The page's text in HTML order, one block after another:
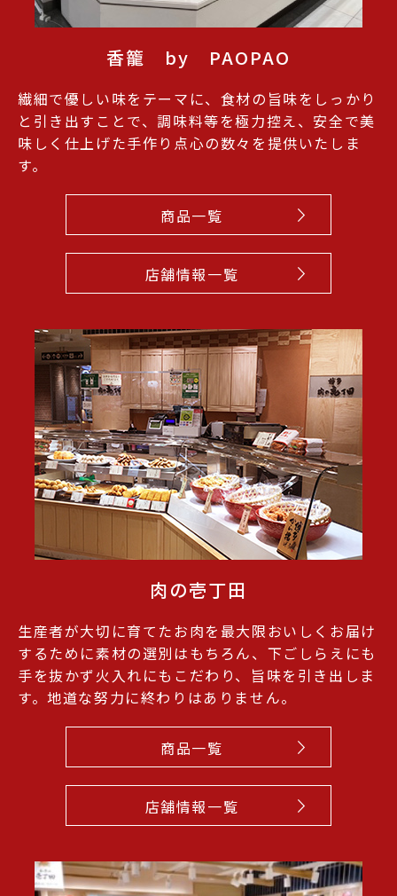
香籠 by PAOPAO
繊細で優しい味をテーマに、食材の旨味をしっかり
と引き出すことで、調味料等を極力控え、安全で美
味しく仕上げた手作り点心の数々を提供いたしま
す。
商品一覧
店舗情報一覧
肉の壱丁田
生産者が大切に育てたお肉を最大限おいしくお届け
するために素材の選別はもちろん、下ごしらえにも
手を抜かず火入れにもこだわり、旨味を引き出しま
す。地道な努力に終わりはありません。
商品一覧
店舗情報一覧